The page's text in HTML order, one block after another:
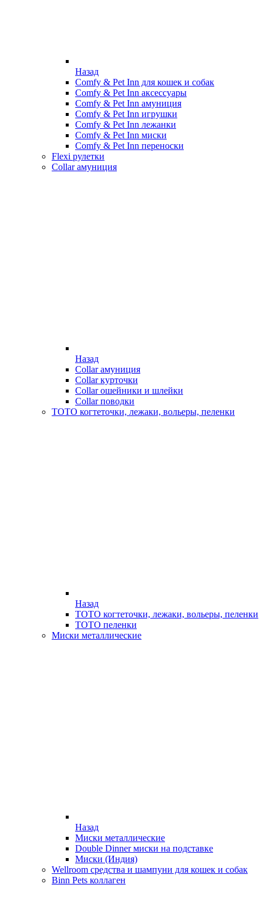
Назад
Comfy & Pet Inn для кошек и собак
Comfy & Pet Inn аксессуары
Comfy & Pet Inn амуниция
Comfy & Pet Inn игрушки
Comfy & Pet Inn лежанки
Comfy & Pet Inn миски
Comfy & Pet Inn переноски
Flexi рулетки
Collar амуниция
Назад
Collar амуниция
Collar курточки
Collar ошейники и шлейки
Collar поводки
ТОТО когтеточки, лежаки, вольеры, пеленки
Назад
ТОТО когтеточки, лежаки, вольеры, пеленки
ТОТО пеленки
Миски металлические
Назад
Миски металлические
Double Dinner миски на подставке
Миски (Индия)
Wellroom средства и шампуни для кошек и собак
Binn Pets коллаген